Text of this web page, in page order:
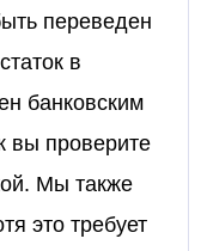
переведен
в
банковским
вы проверите
Мы также
это требует